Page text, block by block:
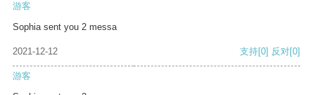
游客
Sophia sent you 2 messa
2021-12-12 支持[0] 反对[0]
游客